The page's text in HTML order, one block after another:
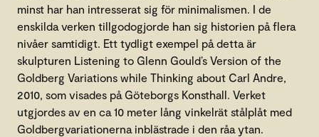
minst har han intresserat sig för minimalismen. I de
enskilda verken tillgodogjorde han sig historien på flera
nivåer samtidigt. Ett tydligt exempel på detta är
skulpturen Listening to Glenn Gould’s Version of the
Goldberg Variations while Thinking about Carl Andre,
2010, som visades på Göteborgs Konsthall. Verket
utgjordes av en ca 10 meter lång vinkelrät stålplåt med
Goldbergvariationerna inblästrade i den råa ytan.